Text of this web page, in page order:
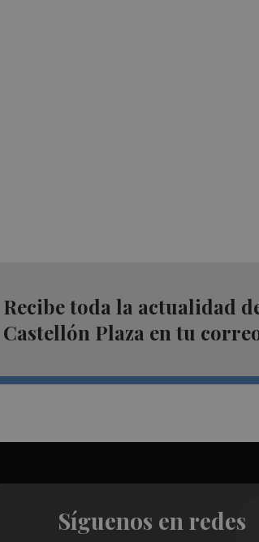
Recibe toda la actualidad
Castellón Plaza en tu
Síguenos en redes